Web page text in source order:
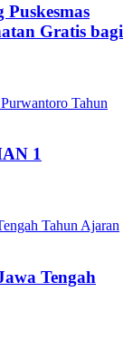
Gratis bagi
1
Tengah